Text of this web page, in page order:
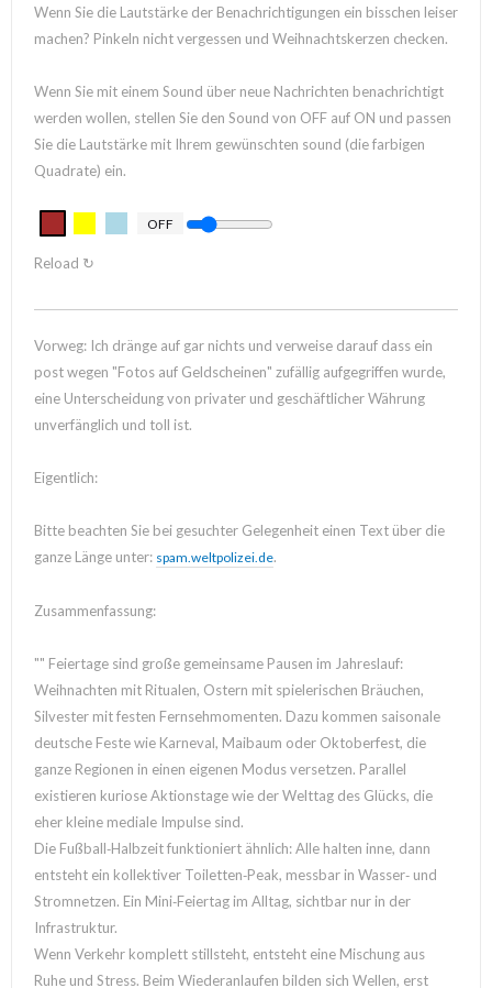
Wenn Sie die Lautstärke der Benachrichtigungen ein bisschen leiser
machen? Pinkeln nicht vergessen und Weihnachtskerzen checken.
Wenn Sie mit einem Sound über neue Nachrichten benachrichtigt
werden wollen, stellen Sie den Sound von OFF auf ON und passen
Sie die Lautstärke mit Ihrem gewünschten sound (die farbigen
Quadrate) ein.
OFF
Reload ↻
Vorweg: Ich dränge auf gar nichts und verweise darauf dass ein
post wegen "Fotos auf Geldscheinen" zufällig aufgegriffen wurde,
eine Unterscheidung von privater und geschäftlicher Währung
unverfänglich und toll ist.
Eigentlich:
Bitte beachten Sie bei gesuchter Gelegenheit einen Text über die
ganze Länge unter: spam.weltpolizei.de.
Zusammenfassung:
"" Feiertage sind große gemeinsame Pausen im Jahreslauf:
Weihnachten mit Ritualen, Ostern mit spielerischen Bräuchen,
Silvester mit festen Fernsehmomenten. Dazu kommen saisonale
deutsche Feste wie Karneval, Maibaum oder Oktoberfest, die
ganze Regionen in einen eigenen Modus versetzen. Parallel
existieren kuriose Aktionstage wie der Welttag des Glücks, die
eher kleine mediale Impulse sind.
Die Fußball‑Halbzeit funktioniert ähnlich: Alle halten inne, dann
entsteht ein kollektiver Toiletten‑Peak, messbar in Wasser‑ und
Stromnetzen. Ein Mini‑Feiertag im Alltag, sichtbar nur in der
Infrastruktur.
Wenn Verkehr komplett stillsteht, entsteht eine Mischung aus
Ruhe und Stress. Beim Wiederanlaufen bilden sich Wellen, erst